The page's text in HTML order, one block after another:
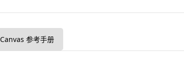
Canvas 参考手册